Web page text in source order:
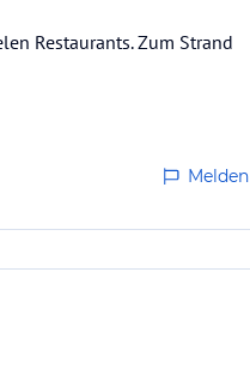
Restaurants. Zum Strand
Melden